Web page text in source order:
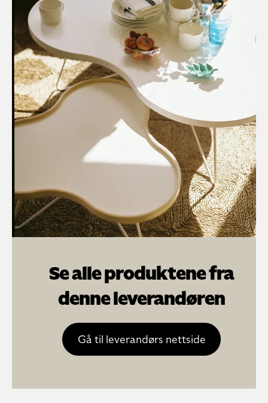
Se alle produktene fra
denne leverandøren
Gå til leverandørs nettside